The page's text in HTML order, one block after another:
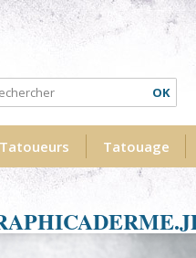
de recherche
Tatoueurs Tatouage